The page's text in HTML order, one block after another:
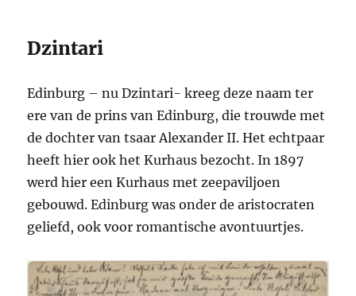
Dzintari
Edinburg – nu Dzintari- kreeg deze naam ter
ere van de prins van Edinburg, die trouwde met
de dochter van tsaar Alexander II. Het echtpaar
heeft hier ook het Kurhaus bezocht. In 1897
werd hier een Kurhaus met zeepaviljoen
gebouwd. Edinburg was onder de aristocraten
geliefd, ook voor romantische avontuurtjes.